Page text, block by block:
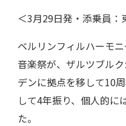
＜3月29日発・添乗員：
ベルリンフィルハーモ
音楽祭が、ザルツブル
デンに拠点を移して10
して4年振り、個人的に
た。